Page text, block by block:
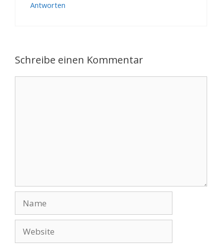
Antworten
Schreibe einen Kommentar